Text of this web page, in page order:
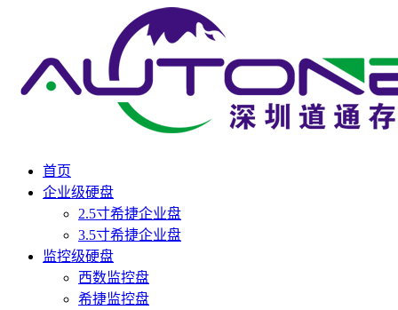
首页
企业级硬盘
2.5寸希捷企业盘
3.5寸希捷企业盘
监控级硬盘
西数监控盘
希捷监控盘